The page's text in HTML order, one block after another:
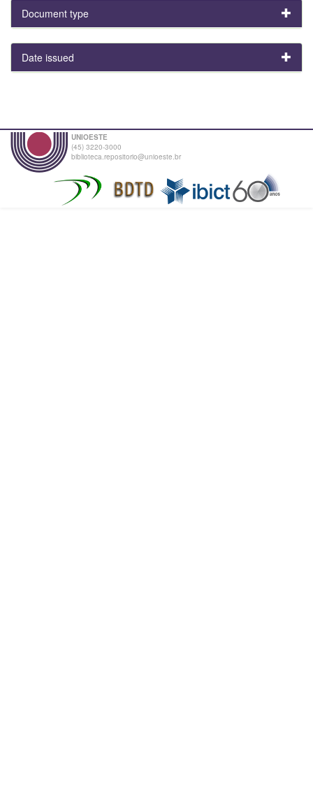
Document type
Date issued
UNIOESTE
(45) 3220-3000
biblioteca.repositorio@unioeste.br